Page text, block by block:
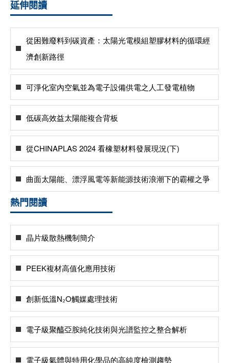
延伸閱讀
從困難廢料到碳資產：太陽光電模組塑膠材料的循環經
濟創新路徑
可淨化室內空氣並為電子設備供電之人工發電植物
低碳高效益太陽能複合背板
從CHINAPLAS 2024 看橡塑材料發展現況(下)
曲面太陽能、漂浮風電等新能源技術浪潮下的霸權之爭
熱門閱讀
晶片級散熱機制簡介
PEEK複材高值化應用技術
創新低溫N₂O觸媒處理技術
電子級聚醯亞胺純化技術與光譜監控之整合解析
電子級氣體與特用化學品的高純度檢測趨勢